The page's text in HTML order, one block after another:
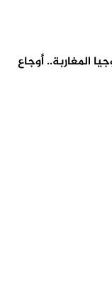
المغاربة.. أوجاع